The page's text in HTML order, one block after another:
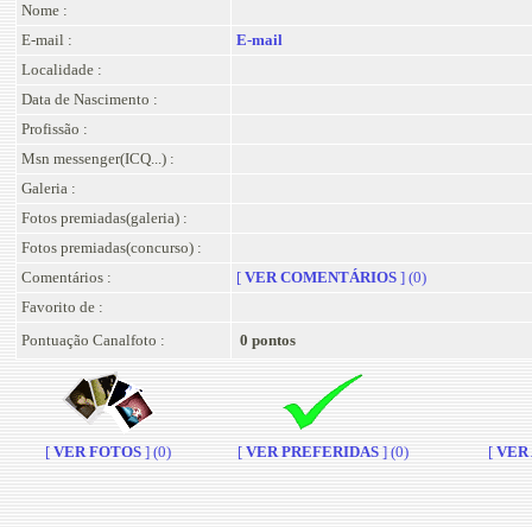
Nome :
E-mail :
E-mail
Localidade :
Data de Nascimento :
Profissão :
Msn messenger(ICQ...) :
Galeria :
Fotos premiadas(galeria) :
Fotos premiadas(concurso) :
Comentários :
[ VER COMENTÁRIOS ] (0)
Favorito de :
Pontuação Canalfoto :
0 pontos
[ VER FOTOS ] (0) [VER PREFERIDAS ] (0) [ VER